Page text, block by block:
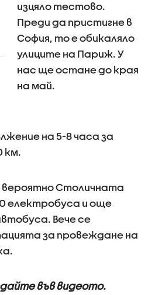
изцяло тестово.
Преди да пристигне в
София, то е обикаляло
улиците на Париж. У
нас ще остане до края
на май.
на 5-8 часа за
км.
вероятно Столичната
електробуса и още
Вече се
за провеждане на
във видеото.